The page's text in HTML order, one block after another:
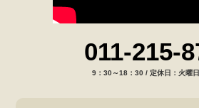
011-215-
9：30～18：30 / 定休日：火曜